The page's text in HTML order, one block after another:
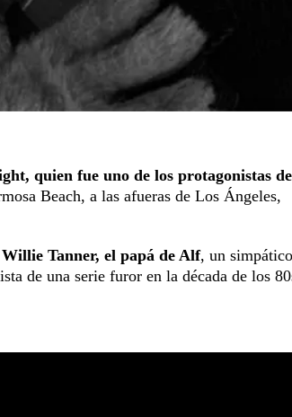
quien fue uno de los protagonistas de
Beach, a las afueras de Los Ángeles,
Willie Tanner, el papá de Alf, un simpático
de una serie furor en la década de los